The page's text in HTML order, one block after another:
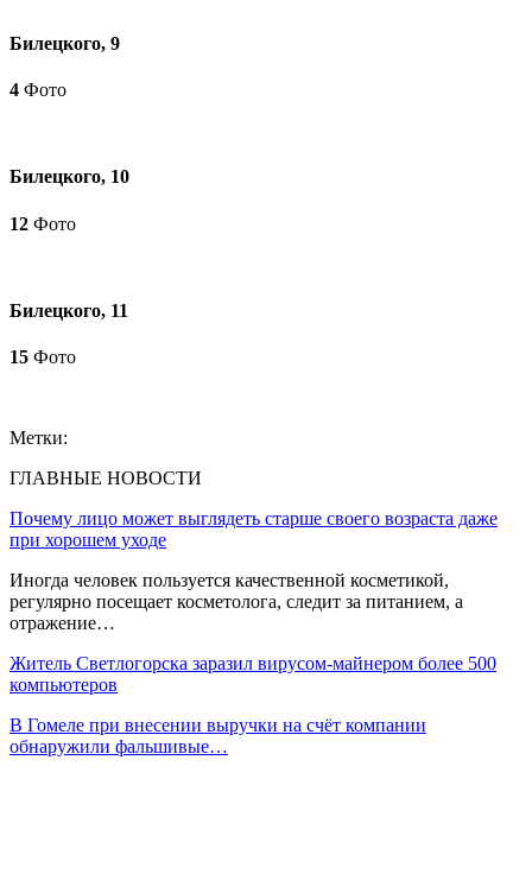
Билецкого, 9
4 Фото
Билецкого, 10
12 Фото
Билецкого, 11
15 Фото
Метки:
ГЛАВНЫЕ НОВОСТИ
Почему лицо может выглядеть старше своего возраста даже
при хорошем уходе
Иногда человек пользуется качественной косметикой,
регулярно посещает косметолога, следит за питанием, а
отражение…
Житель Светлогорска заразил вирусом-майнером более 500
компьютеров
В Гомеле при внесении выручки на счёт компании
обнаружили фальшивые…